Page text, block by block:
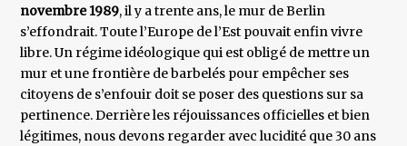
novembre 1989, il y a trente ans, le mur de Berlin
s’effondrait. Toute l’Europe de l’Est pouvait enfin vivre
libre. Un régime idéologique qui est obligé de mettre un
mur et une frontière de barbelés pour empêcher ses
citoyens de s’enfouir doit se poser des questions sur sa
pertinence. Derrière les réjouissances officielles et bien
légitimes, nous devons regarder avec lucidité que 30 ans